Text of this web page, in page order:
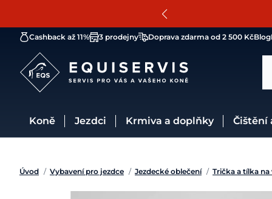
Cashback až 11% 3 prodejny Doprava zdarma od 2 500 KčBlog
Koně Jezdci Krmiva a doplňky
Úvod / Vybavení pro jezdce / Jezdecké oblečení / Trička a tílka na